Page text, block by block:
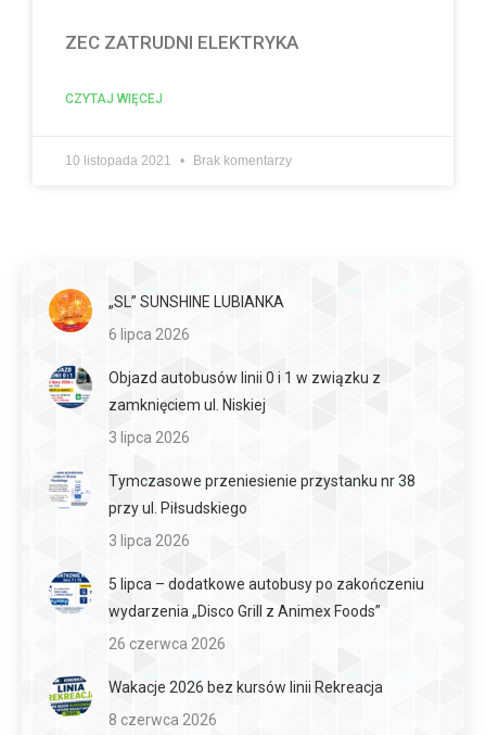
ZEC ZATRUDNI ELEKTRYKA
CZYTAJ WIĘCEJ
10 listopada 2021 Brak komentarzy
„SL” SUNSHINE LUBIANKA
6 lipca 2026
Objazd autobusów linii 0 i 1 w związku z
zamknięciem ul. Niskiej
3 lipca 2026
Tymczasowe przeniesienie przystanku nr 38
przy ul. Piłsudskiego
3 lipca 2026
5 lipca – dodatkowe autobusy po zakończeniu
wydarzenia „Disco Grill z Animex Foods”
26 czerwca 2026
Wakacje 2026 bez kursów linii Rekreacja
8 czerwca 2026